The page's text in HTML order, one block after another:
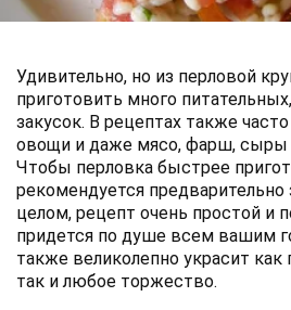
Удивительно, но из перловой
приготовить много
закусок. В рецептах также
овощи и даже мясо, фарш, сыры
Чтобы перловка быстрее
рекомендуется предварительно
целом, рецепт очень простой и
придется по душе всем вашим
также великолепно украсит
так и любое торжество.